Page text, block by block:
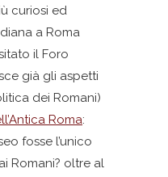
curiosi ed
a Roma
il Foro
già gli aspetti
dei Romani)
Roma:
fosse l’unico
Romani? oltre al